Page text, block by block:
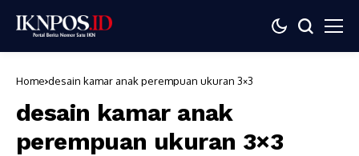
Home desain kamar anak perempuan ukuran 3×3
desain kamar anak
perempuan ukuran 3×3